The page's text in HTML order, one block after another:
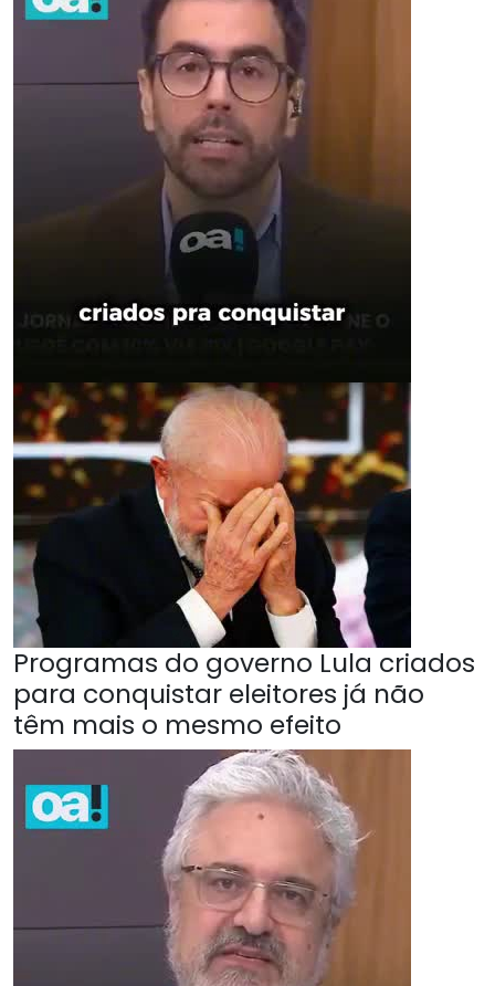
Programas do governo Lula criados
para conquistar eleitores já não
têm mais o mesmo efeito